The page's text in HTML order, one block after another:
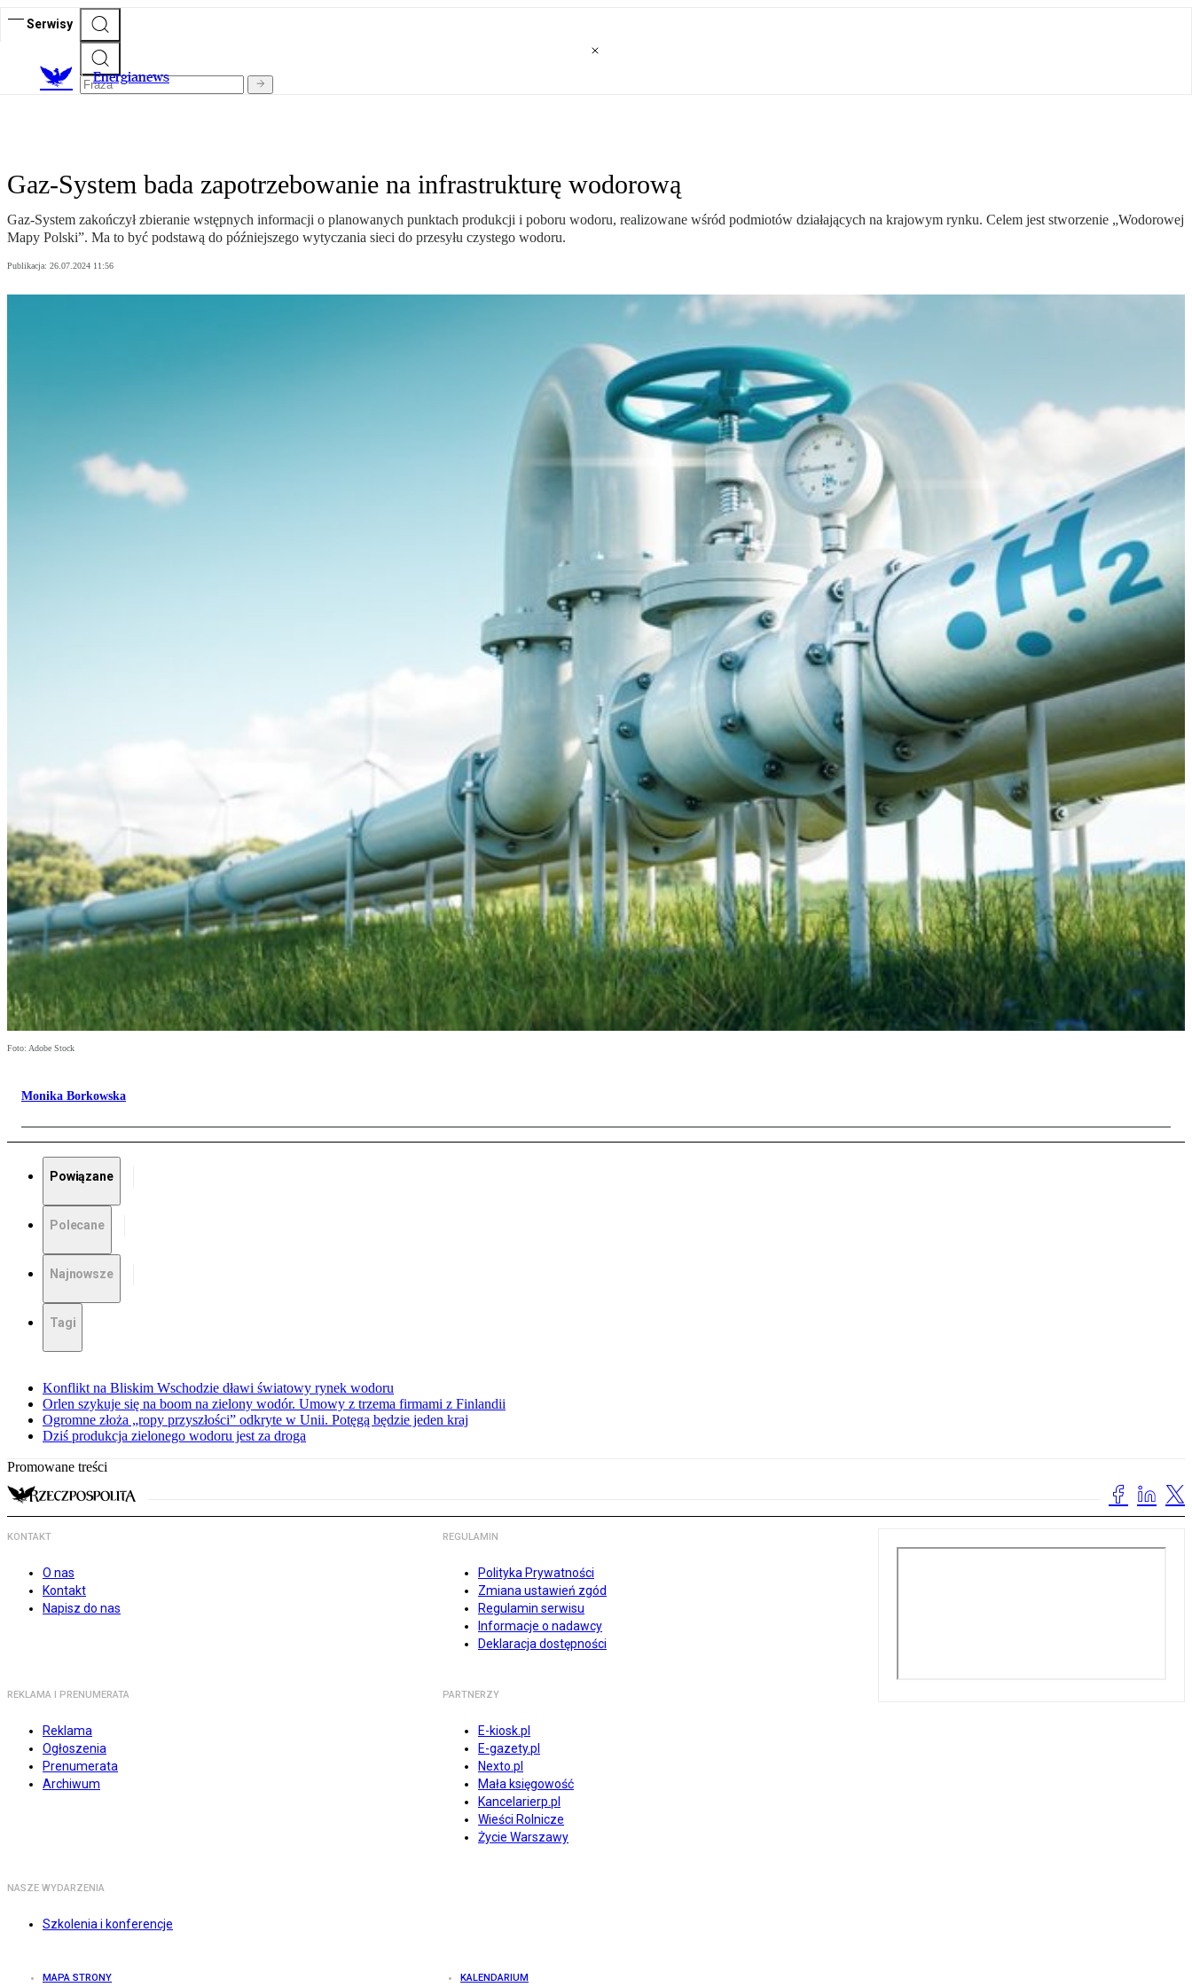
Serwisy
Energianews
Gaz-System bada zapotrzebowanie na infrastrukturę wodorową
Gaz-System zakończył zbieranie wstępnych informacji o planowanych punktach produkcji i poboru wodoru, realizowane wśród podmiotów działających na krajowym rynku. Celem jest stworzenie „Wodorowej
Mapy Polski”. Ma to być podstawą do późniejszego wytyczania sieci do przesyłu czystego wodoru.
Publikacja: 26.07.2024 11:56
Foto: Adobe Stock
Monika Borkowska
Powiązane
Polecane
Najnowsze
Tagi
Konflikt na Bliskim Wschodzie dławi światowy rynek wodoru
Orlen szykuje się na boom na zielony wodór. Umowy z trzema firmami z Finlandii
Ogromne złoża „ropy przyszłości” odkryte w Unii. Potęgą będzie jeden kraj
Dziś produkcja zielonego wodoru jest za droga
Promowane treści
KONTAKT
O nas
Kontakt
Napisz do nas
REGULAMIN
Polityka Prywatności
Zmiana ustawień zgód
Regulamin serwisu
Informacje o nadawcy
Deklaracja dostępności
REKLAMA I PRENUMERATA
Reklama
Ogłoszenia
Prenumerata
Archiwum
PARTNERZY
E-kiosk.pl
E-gazety.pl
Nexto.pl
Mała księgowość
Kancelarierp.pl
Wieści Rolnicze
Życie Warszawy
NASZE WYDARZENIA
Szkolenia i konferencje
MAPA STRONY KALENDARIUM